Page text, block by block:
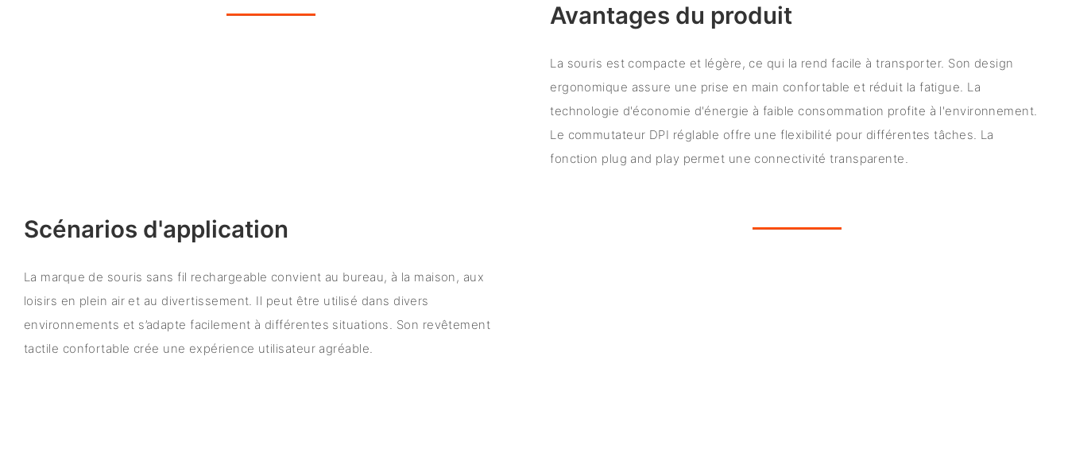
Avantages du produit
La souris est compacte et légère, ce qui la rend facile à transporter. Son design
ergonomique assure une prise en main confortable et réduit la fatigue. La
technologie d'économie d'énergie à faible consommation profite à l'environnement.
Le commutateur DPI réglable offre une flexibilité pour différentes tâches. La
fonction plug and play permet une connectivité transparente.
Scénarios d'application
La marque de souris sans fil rechargeable convient au bureau, à la maison, aux
loisirs en plein air et au divertissement. Il peut être utilisé dans divers
environnements et s’adapte facilement à différentes situations. Son revêtement
tactile confortable crée une expérience utilisateur agréable.